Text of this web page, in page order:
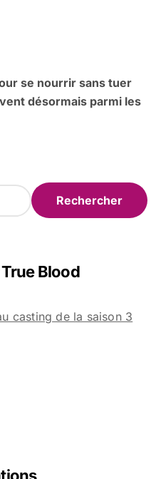
se nourrir sans tuer
désormais parmi les
Blood
casting de la saison 3